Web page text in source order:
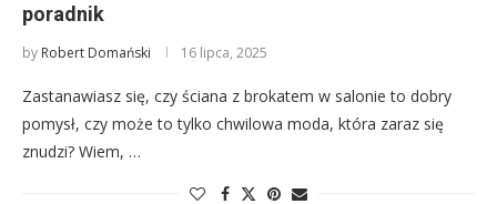
poradnik
by Robert Domański 16 lipca, 2025
Zastanawiasz się, czy ściana z brokatem w salonie to dobry
pomysł, czy może to tylko chwilowa moda, która zaraz się
znudzi? Wiem, …